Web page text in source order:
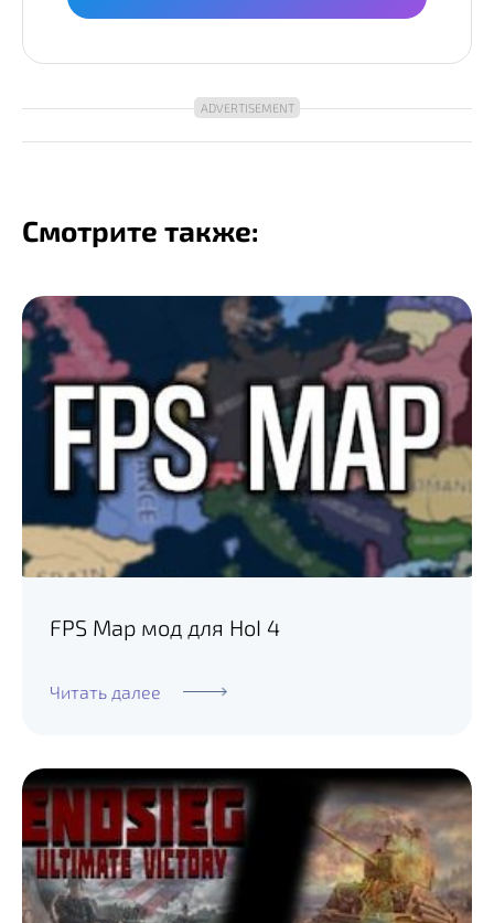
Смотрите также:
FPS Map мод для HoI 4
Читать далее